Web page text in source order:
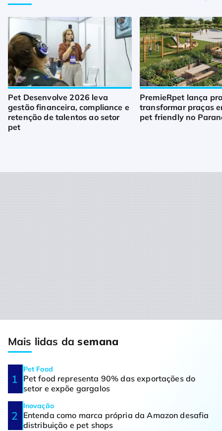
Pet Desenvolve 2026 leva
gestão financeira, compliance e
retenção de talentos ao setor
pet
PremieRpet lança
transformar praças
pet friendly no
Mais lidas dasemana
Pet Food
Pet food representa 90% das exportações do
setor e expõe gargalos
Inovação
Entenda como marca própria da Amazon desafia
distribuição e pet shops